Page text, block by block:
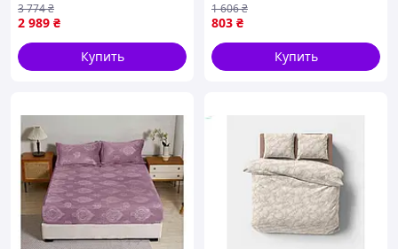
тканью и цветочным
рисунком 100 хлопок
Нежность Seli
Двоспальний
2 989 ₴
3 774₴
Купить
наволочкой 50х70
стильный и долговечный
803 ₴
1 606₴
Купить